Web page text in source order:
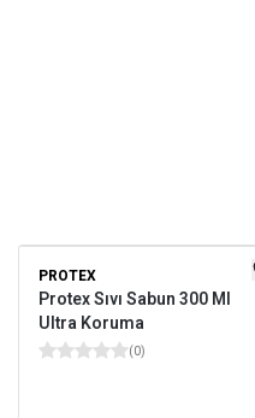
PROTEX
Protex Sıvı Sabun 300 Ml
Ultra Koruma
(0)